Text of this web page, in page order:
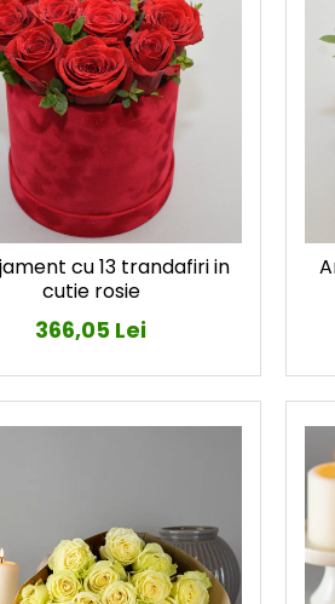
cu 13 trandafiri in
cutie rosie
366,05 Lei